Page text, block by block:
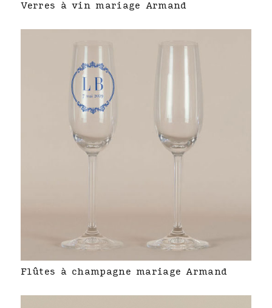
Verres à vin mariage Armand
Flûtes à champagne mariage Armand